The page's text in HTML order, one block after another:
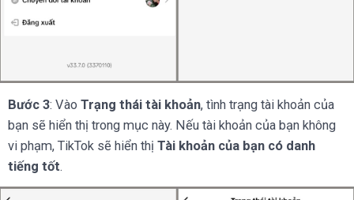
Bước 3: Vào Trạng thái tài khoản, tình trạng tài khoản của
bạn sẽ hiển thị trong mục này. Nếu tài khoản của bạn không
vi phạm, TikTok sẽ hiển thị Tài khoản của bạn có danh
tiếng tốt.